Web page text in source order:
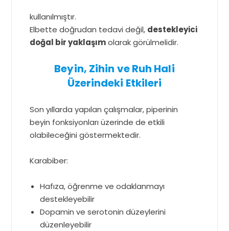
kullanılmıştır.
Elbette doğrudan tedavi değil, destekleyici
doğal bir yaklaşımolarak görülmelidir.
Beyin, Zihin ve Ruh Hali
Üzerindeki Etkileri
Son yıllarda yapılan çalışmalar, piperinin
beyin fonksiyonları üzerinde de etkili
olabileceğini göstermektedir.
Karabiber:
Hafıza, öğrenme ve odaklanmayı
destekleyebilir
Dopamin ve serotonin düzeylerini
düzenleyebilir